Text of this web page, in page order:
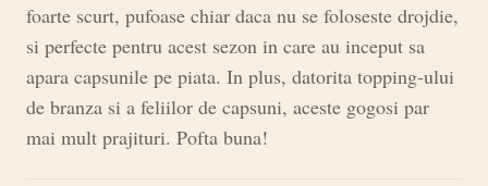
foarte scurt, pufoase chiar daca nu se foloseste drojdie,
si perfecte pentru acest sezon in care au inceput sa
apara capsunile pe piata. In plus, datorita topping-ului
de branza si a feliilor de capsuni, aceste gogosi par
mai mult prajituri. Pofta buna!